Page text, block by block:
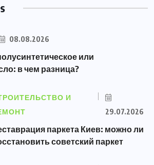
08.08.2026
или
в чем разница?
И
29.07.2026
паркета Киев: можно ли
советский паркет